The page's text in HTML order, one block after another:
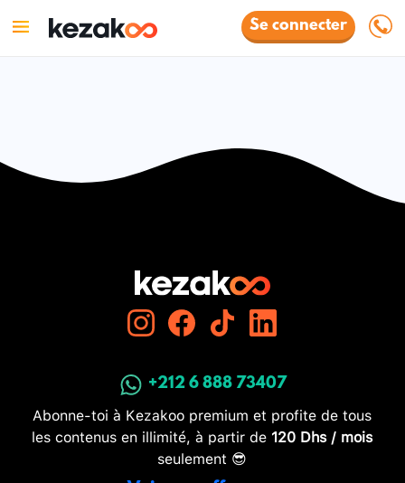
Se connecter
+212 6 888 73407
Abonne-toi à Kezakoo premium et profite de tous
les contenus en illimité, à partir de 120 Dhs / mois
seulement 😎